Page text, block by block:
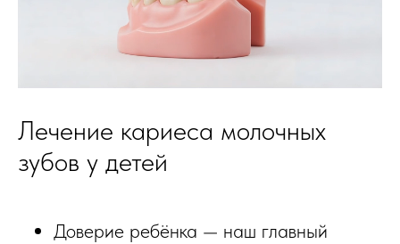
Лечение кариеса молочных
зубов у детей
Доверие ребёнка — наш главный